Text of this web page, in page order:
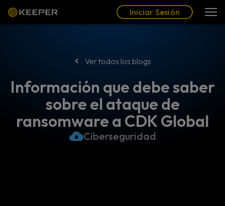
Iniciar Sesión
Ver todos los blogs
Información que debe saber
sobre el ataque de
ransomware a CDK Global
Ciberseguridad